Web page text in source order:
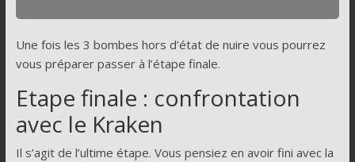
Une fois les 3 bombes hors d’état de nuire vous pourrez
vous préparer passer à l’étape finale.
Etape finale : confrontation
avec le Kraken
Il s’agit de l’ultime étape. Vous pensiez en avoir fini avec la